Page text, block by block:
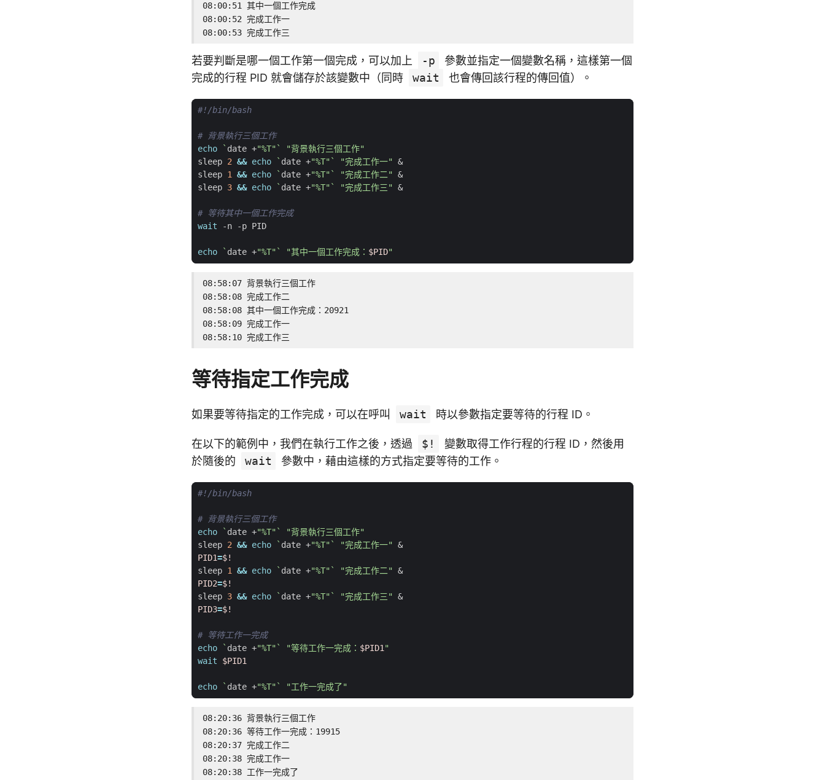
08:00:51 其中一個工作完成
08:00:52 完成工作一
08:00:53 完成工作三
若要判斷是哪一個工作第一個完成，可以加上 -p
參數並指定一個變數名稱，這樣第一個
完成的行程 PID 就會儲存於該變數中（同時
wait 也會傳回該行程的傳回值）。
# 背景執行三個工作
echo
` date +"%T" `
"背景執行三個工作"
sleep 2 && echo ` date +"%T" ` "完成工作一" &
sleep 1 && echo ` date +"%T" ` "完成工作二" &
sleep 3 && echo ` date +"%T" ` "完成工作三" &
# 等待其中一個工作完成
wait
echo ` date +"%T" ` "其中一個工作完成： $PID"
08:58:07 背景執行三個工作
08:58:08 完成工作二
08:58:08 其中一個工作完成：20921
08:58:09 完成工作一
08:58:10 完成工作三
等待指定工作完成
如果要等待指定的工作完成，可以在呼叫 wait 時以參數指定要等待的行程 ID。
在以下的範例中，我們在執行工作之後，透過 $!
變數取得工作行程的行程 ID，然後用
於隨後的
wait 參數中，藉由這樣的方式指定要等待的工作。
# 背景執行三個工作
echo
` date +"%T" `
"背景執行三個工作"
sleep 2 && echo ` date +"%T" ` "完成工作一" &
PID1=$!
sleep 1 && echo ` date +"%T" ` "完成工作二" &
PID2=$!
sleep 3 && echo ` date +"%T" ` "完成工作三" &
PID3=$!
# 等待工作一完成
echo
` date +"%T" ` "等待工作一完成： $PID1"
wait
$PID1
echo ` date +"%T" ` "工作一完成了"
08:20:36 背景執行三個工作
08:20:36 等待工作一完成：19915
08:20:37 完成工作二
08:20:38 完成工作一
08:20:38 工作一完成了